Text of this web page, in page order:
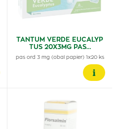
TANTUM VERDE EUCALYP
TUS 20X3MG PAS…
pas ord 3 mg (obal papier) 1x20 ks